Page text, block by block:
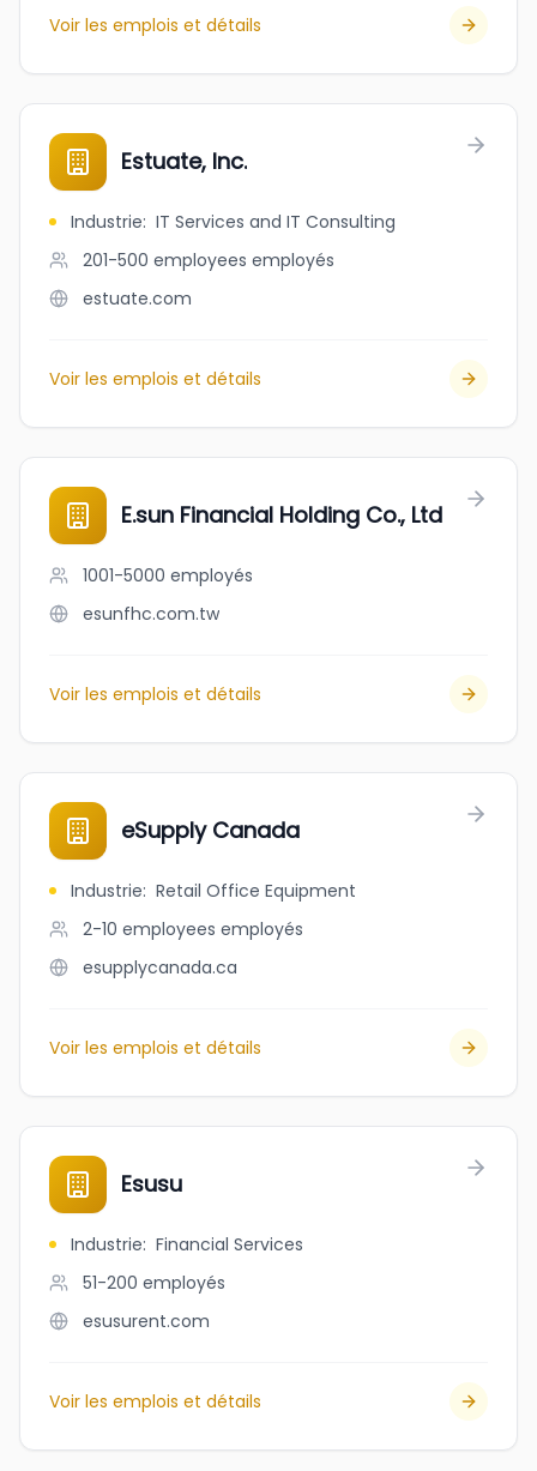
Voir les emplois et détails
Estuate, Inc.
Industrie: IT Services and IT Consulting
201-500 employees employés
estuate.com
Voir les emplois et détails
E.sun Financial Holding Co., Ltd
1001-5000 employés
esunfhc.com.tw
Voir les emplois et détails
eSupply Canada
Industrie: Retail Office Equipment
2-10 employees employés
esupplycanada.ca
Voir les emplois et détails
Esusu
Industrie: Financial Services
51-200 employés
esusurent.com
Voir les emplois et détails